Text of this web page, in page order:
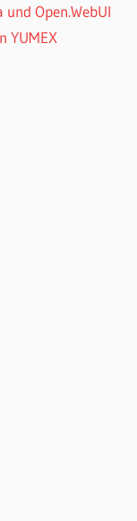
Open.WebUI
YUMEX